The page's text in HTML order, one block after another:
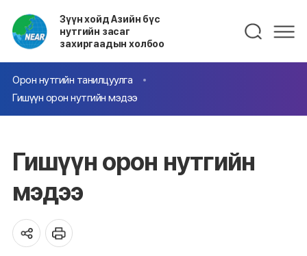
Зүүн хойд Азийн бүс
нутгийн засаг
захиргаадын холбоо
Орон нутгийн танилцуулга
Гишүүн орон нутгийн мэдээ
Гишүүн орон нутгийн
мэдээ